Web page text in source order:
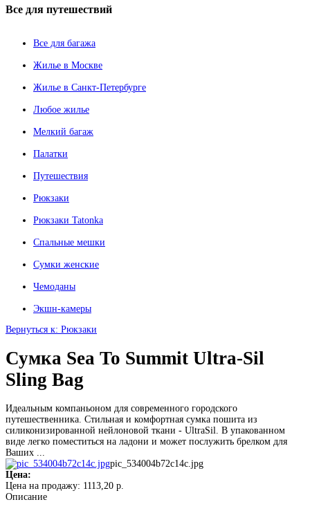
Все для путешествий
Все для багажа
Жилье в Москве
Жилье в Санкт-Петербурге
Любое жилье
Мелкий багаж
Палатки
Путешествия
Рюкзаки
Рюкзаки Tatonka
Спальные мешки
Сумки женские
Чемоданы
Экшн-камеры
Вернуться к: Рюкзаки
Сумка Sea To Summit Ultra-Sil
Sling Bag
Идеальным компаньоном для современного городского
путешественника. Стильная и комфортная сумка пошита из
силиконизированной нейлоновой ткани - UltraSil. В упакованном
виде легко поместиться на ладони и может послужить брелком для
Ваших ...
pic_534004b72c14c.jpg
Цена:
Цена на продажу: 1113,20 р.
Описание